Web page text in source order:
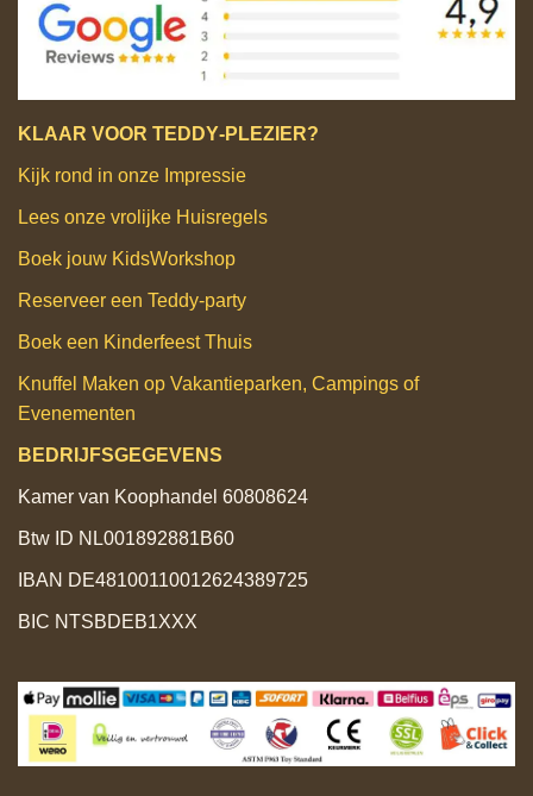
KLAAR VOOR TEDDY‑PLEZIER?
Kijk rond in onze Impressie
Lees onze vrolijke Huisregels
Boek jouw KidsWorkshop
Reserveer een Teddy‑party
Boek een Kinderfeest Thuis
Knuffel Maken op Vakantieparken, Campings of
Evenementen
BEDRIJFSGEGEVENS
Kamer van Koophandel 60808624
Btw ID NL001892881B60
IBAN DE48100110012624389725
BIC NTSBDEB1XXX